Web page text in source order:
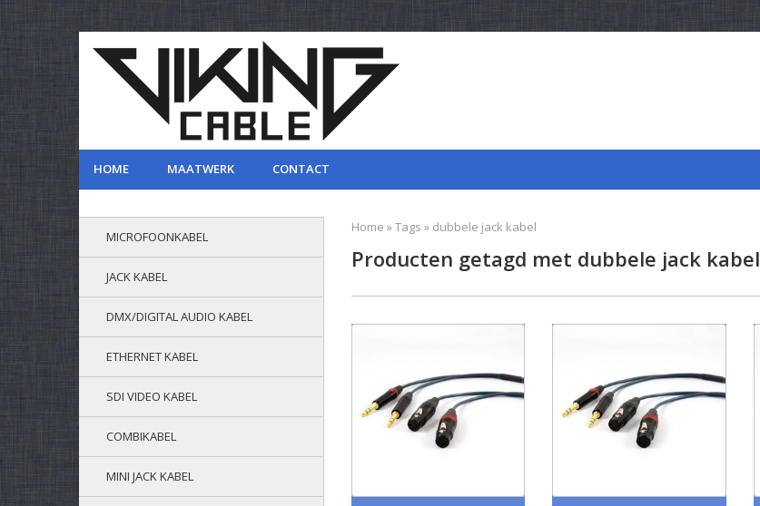
HOME MAATWERK CONTACT
MICROFOONKABEL
JACK KABEL
DMX/DIGITAL AUDIO KABEL
ETHERNET KABEL
SDI VIDEO KABEL
COMBIKABEL
MINI JACK KABEL
Home »Tags » dubbele jack kabel
Producten getagd met dubbele jack kabel